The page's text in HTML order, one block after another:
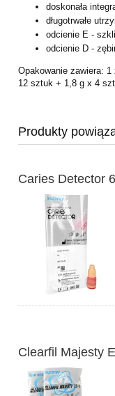
doskonała
długotrwałe
odcienie E -
odcienie D -
Opakowanie zawiera:
12 sztuk + 1,8 g x 4
Produkty
Caries Detector
Clearfil Majesty